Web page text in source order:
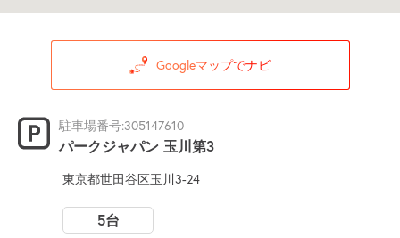
Googleマップでナビ
駐車場番号:305147610
パークジャパン 玉川第3
東京都世田谷区玉川3-24
5台